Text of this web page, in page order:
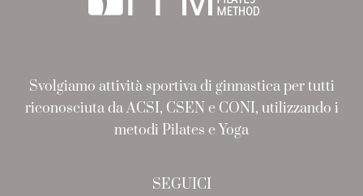
Svolgiamo attività sportiva di ginnastica per tutti
riconosciuta da ACSI, CSEN e CONI, utilizzando i
metodi Pilates e Yoga
SEGUICI